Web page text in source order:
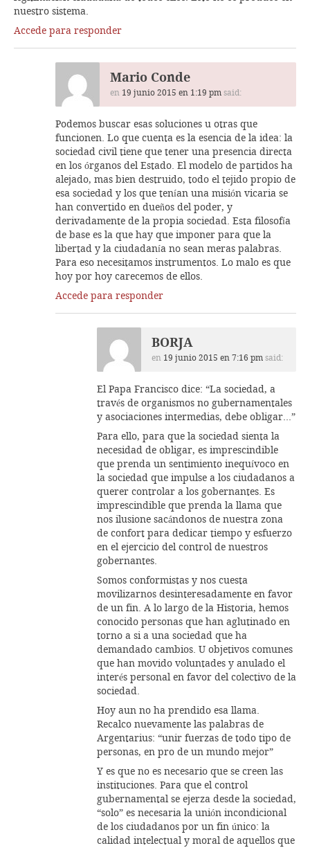
nuestro sistema.
Accede para responder
Mario Conde
en 19 junio 2015 en 1:19 pm said:
Podemos buscar esas soluciones u otras que
funcionen. Lo que cuenta es la esencia de la idea: la
sociedad civil tiene que tener una presencia directa
en los órganos del Estado. El modelo de partidos ha
alejado, mas bien destruido, todo el tejido propio de
esa sociedad y los que tenían una misión vicaria se
han convertido en dueños del poder, y
derivadamente de la propia sociedad. Esta filosofía
de base es la que hay que imponer para que la
libertad y la ciudadanía no sean meras palabras.
Para eso necesitamos instrumentos. Lo malo es que
hoy por hoy carecemos de ellos.
Accede para responder
BORJA
en 19 junio 2015 en 7:16 pm said:
El Papa Francisco dice: “La sociedad, a
través de organismos no gubernamentales
y asociaciones intermedias, debe obligar…”
Para ello, para que la sociedad sienta la
necesidad de obligar, es imprescindible
que prenda un sentimiento inequívoco en
la sociedad que impulse a los ciudadanos a
querer controlar a los gobernantes. Es
imprescindible que prenda la llama que
nos ilusione sacándonos de nuestra zona
de confort para dedicar tiempo y esfuerzo
en el ejercicio del control de nuestros
gobernantes.
Somos conformistas y nos cuesta
movilizarnos desinteresadamente en favor
de un fin. A lo largo de la Historia, hemos
conocido personas que han aglutinado en
torno a si a una sociedad que ha
demandado cambios. U objetivos comunes
que han movido voluntades y anulado el
interés personal en favor del colectivo de la
sociedad.
Hoy aun no ha prendido esa llama.
Recalco nuevamente las palabras de
Argentarius: “unir fuerzas de todo tipo de
personas, en pro de un mundo mejor”
Y es que no es necesario que se creen las
instituciones. Para que el control
gubernamental se ejerza desde la sociedad,
“solo” es necesaria la unión incondicional
de los ciudadanos por un fin único: la
calidad intelectual y moral de aquellos que